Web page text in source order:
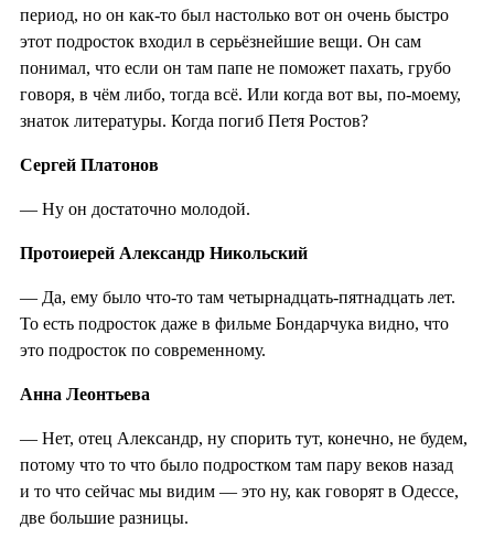
период, но он как-то был настолько вот он очень быстро
этот подросток входил в серьёзнейшие вещи. Он сам
понимал, что если он там папе не поможет пахать, грубо
говоря, в чём либо, тогда всё. Или когда вот вы, по-моему,
знаток литературы. Когда погиб Петя Ростов?
Сергей Платонов
— Ну он достаточно молодой.
Протоиерей Александр Никольский
— Да, ему было что-то там четырнадцать-пятнадцать лет.
То есть подросток даже в фильме Бондарчука видно, что
это подросток по современному.
Анна Леонтьева
— Нет, отец Александр, ну спорить тут, конечно, не будем,
потому что то что было подростком там пару веков назад
и то что сейчас мы видим — это ну, как говорят в Одессе,
две большие разницы.